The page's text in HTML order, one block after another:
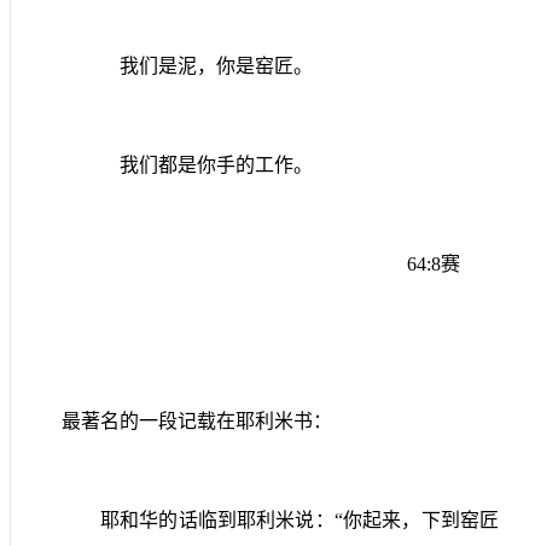
我们是泥，你是窑匠。
我们都是你手的工作。
赛
64:8
最著名的一段记载在耶利米书：
耶和华的话临到耶利米说：“你起来，下到窑匠